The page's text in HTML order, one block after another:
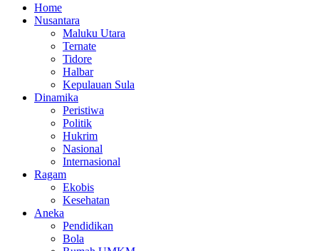
Home
Nusantara
Maluku Utara
Ternate
Tidore
Halbar
Kepulauan Sula
Dinamika
Peristiwa
Politik
Hukrim
Nasional
Internasional
Ragam
Ekobis
Kesehatan
Aneka
Pendidikan
Bola